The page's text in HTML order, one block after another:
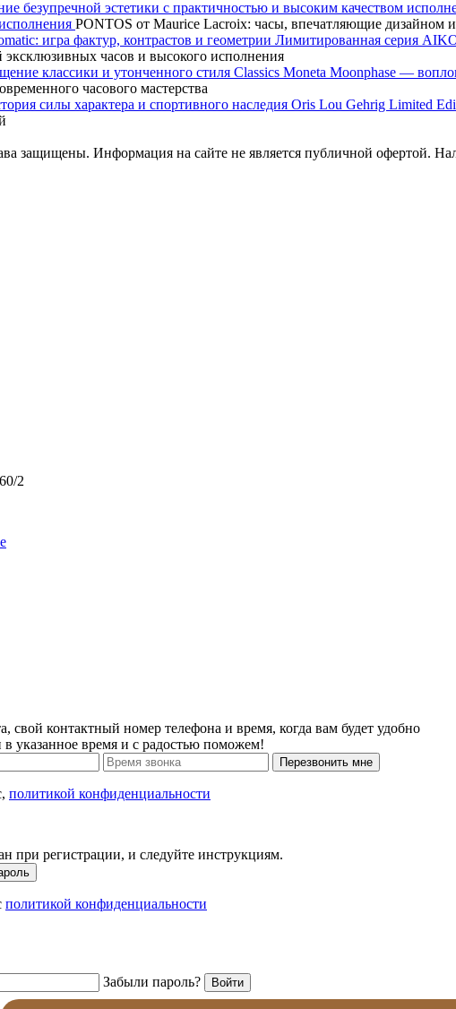
PONTOS от Maurice Lacroix: часы, впечатляющие дизайном
Лимитированная серия
часов и высокого исполнения
Classics Moneta Moonphase —
часового мастерства
Oris Lou Gehrig Limited
защищены. Информация на сайте не является публичной офертой.
2
свой контактный номер телефона и время, когда вам будет удобно
указанное время и с радостью поможем!
Перезвонить мне
политикой конфиденциальности
при регистрации, и следуйте инструкциям.
политикой конфиденциальности
Забыли пароль? Войти